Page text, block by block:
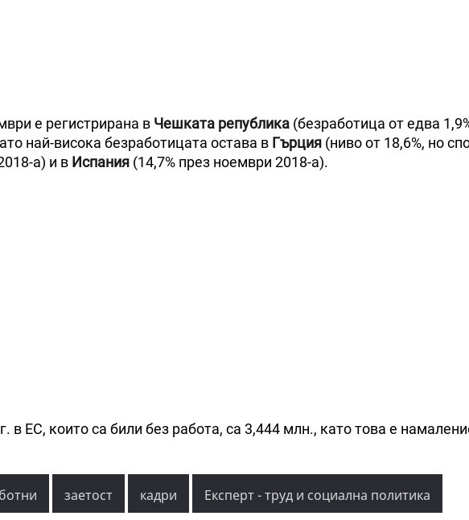
е регистрирана в Чешката република (безработица от едва
най-висока безработицата остава в Гърция (ниво от 18,6%, но
а) и в Испания (14,7% през ноември 2018-а).
ЕС, които са били без работа, са 3,444 млн., като това е
заетост кадри Експерт - труд и социална политика